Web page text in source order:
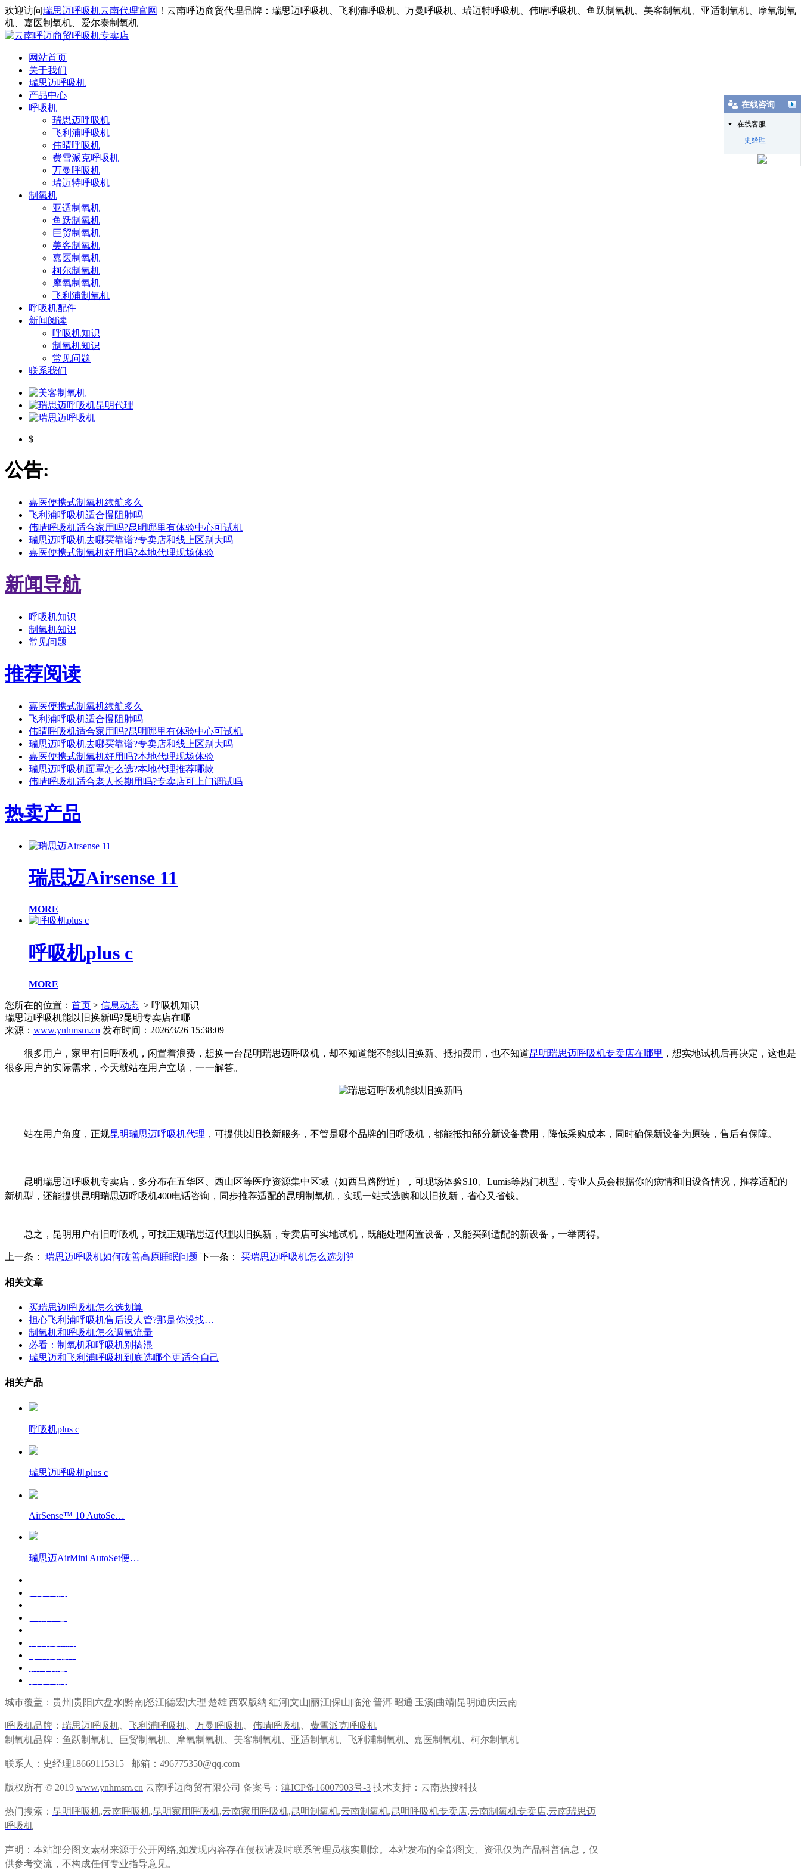
欢迎访问瑞思迈呼吸机云南代理官网 ！云南呼迈商贸代理品牌：瑞思迈呼吸机、飞利浦呼吸机、万曼呼吸机、瑞迈特呼吸机、伟晴呼吸机、鱼跃制氧机、美客制氧机、亚适制氧机、摩氧制氧
机、嘉医制氧机、爱尔泰制氧机
网站首页
关于我们
瑞思迈呼吸机
产品中心
呼吸机
瑞思迈呼吸机
飞利浦呼吸机
伟晴呼吸机
费雪派克呼吸机
万曼呼吸机
瑞迈特呼吸机
制氧机
亚适制氧机
鱼跃制氧机
巨贸制氧机
美客制氧机
嘉医制氧机
柯尔制氧机
摩氧制氧机
飞利浦制氧机
呼吸机配件
新闻阅读
呼吸机知识
制氧机知识
常见问题
联系我们
$
公告:
嘉医便携式制氧机续航多久
飞利浦呼吸机适合慢阻肺吗
伟晴呼吸机适合家用吗?昆明哪里有体验中心可试机
瑞思迈呼吸机去哪买靠谱?专卖店和线上区别大吗
嘉医便携式制氧机好用吗?本地代理现场体验
新闻导航
呼吸机知识
制氧机知识
常见问题
推荐阅读
嘉医便携式制氧机续航多久
飞利浦呼吸机适合慢阻肺吗
伟晴呼吸机适合家用吗?昆明哪里有体验中心可试机
瑞思迈呼吸机去哪买靠谱?专卖店和线上区别大吗
嘉医便携式制氧机好用吗?本地代理现场体验
瑞思迈呼吸机面罩怎么选?本地代理推荐哪款
伟晴呼吸机适合老人长期用吗?专卖店可上门调试吗
热卖产品
瑞思迈Airsense 11
MORE
呼吸机plus c
MORE
您所在的位置： 首页 > 信息动态 > 呼吸机知识
瑞思迈呼吸机能以旧换新吗?昆明专卖店在哪
来源： www.ynhmsm.cn 发布时间：2026/3/26 15:38:09
很多用户，家里有旧呼吸机，闲置着浪费，想换一台昆明瑞思迈呼吸机，却不知道能不能以旧换新、抵扣费用，也不知道昆明瑞思迈呼吸机专卖店在哪里 ，想实地试机后再决定，这也是
很多用户的实际需求，今天就站在用户立场，一一解答。
站在用户角度，正规昆明瑞思迈呼吸机代理 ，可提供以旧换新服务，不管是哪个品牌的旧呼吸机，都能抵扣部分新设备费用，降低采购成本，同时确保新设备为原装，售后有保障。
昆明瑞思迈呼吸机专卖店，多分布在五华区、西山区等医疗资源集中区域（如西昌路附近），可现场体验S10、Lumis等热门机型，专业人员会根据你的病情和旧设备情况，推荐适配的
新机型，还能提供昆明瑞思迈呼吸机400电话咨询，同步推荐适配的昆明制氧机，实现一站式选购和以旧换新，省心又省钱。
总之，昆明用户有旧呼吸机，可找正规瑞思迈代理以旧换新，专卖店可实地试机，既能处理闲置设备，又能买到适配的新设备，一举两得。
上一条： 瑞思迈呼吸机如何改善高原睡眠问题 下一条： 买瑞思迈呼吸机怎么选划算
相关文章
买瑞思迈呼吸机怎么选划算
担心飞利浦呼吸机售后没人管?那是你没找…
制氧机和呼吸机怎么调氧流量
必看：制氧机和呼吸机别搞混
瑞思迈和飞利浦呼吸机到底选哪个更适合自己
相关产品
呼吸机plus c
瑞思迈呼吸机plus c
AirSense™ 10 AutoSe…
瑞思迈AirMini AutoSet便…
城市覆盖：贵州|贵阳|六盘水|黔南|怒江|德宏|大理|楚雄|西双版纳|红河|文山|丽江|保山|临沧|普洱|昭通|玉溪|曲靖|昆明|迪庆|云南
呼吸机品牌 ： 瑞思迈呼吸机 飞利浦呼吸机 万曼呼吸机 伟晴呼吸机
费雪派克呼吸机
制氧机品牌 ： 鱼跃制氧机 巨贸制氧机 摩氧制氧机 美客制氧机 亚适制氧机 飞利浦制氧机、 嘉医制氧机 柯尔制氧机
联系人：史经理18669115315 邮箱：496775350@qq.com
版权所有 © 2019 www.ynhmsm.cn 云南呼迈商贸有限公司 备案号： 滇ICP备16007903号-3 技术支持：云南热搜科技
热门搜索： 昆明呼吸机,云南呼吸机,昆明家用呼吸机,云南家用呼吸机,昆明制氧机,云南制氧机,昆明呼吸机专卖店,云南制氧机专卖店,云南瑞思迈
呼吸机
声明：本站部分图文素材来源于公开网络,如发现内容存在侵权请及时联系管理员核实删除。本站发布的全部图文、资讯仅为产品科普信息，仅
供参考交流，不构成任何专业指导意见。
在线咨询
在线客服
史经理